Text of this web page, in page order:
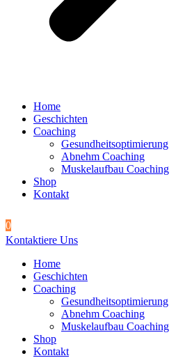
Home
Geschichten
Coaching
Gesundheitsoptimierung
Abnehm Coaching
Muskelaufbau Coaching
Shop
Kontakt
0
Kontaktiere Uns
Home
Geschichten
Coaching
Gesundheitsoptimierung
Abnehm Coaching
Muskelaufbau Coaching
Shop
Kontakt